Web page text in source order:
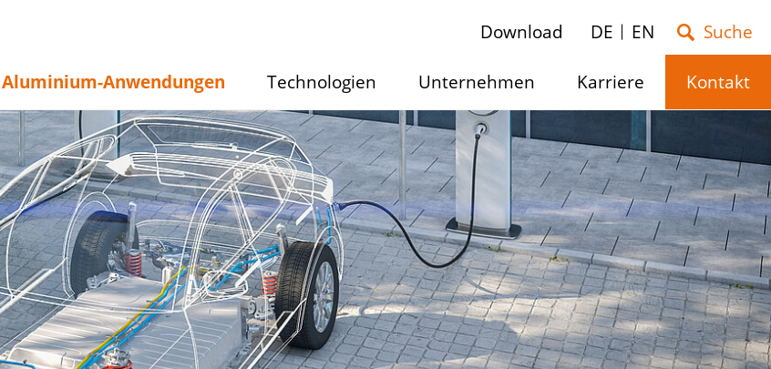
Download DE EN
Aluminium-Anwendungen
Untermenü
ein/ausblenden
Technologien
Untermenü
ein/ausblenden
Unternehmen
Untermenü
ein/ausblenden
Karriere
Untermenü
ein/ausblenden
Kontakt
ein/